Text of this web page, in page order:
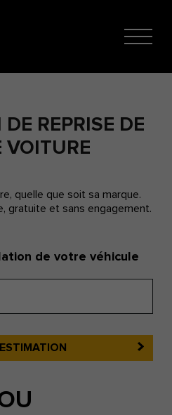
REPRISE DE
VOITURE
quelle que soit sa marque.
gratuite et sans engagement.
de votre véhicule